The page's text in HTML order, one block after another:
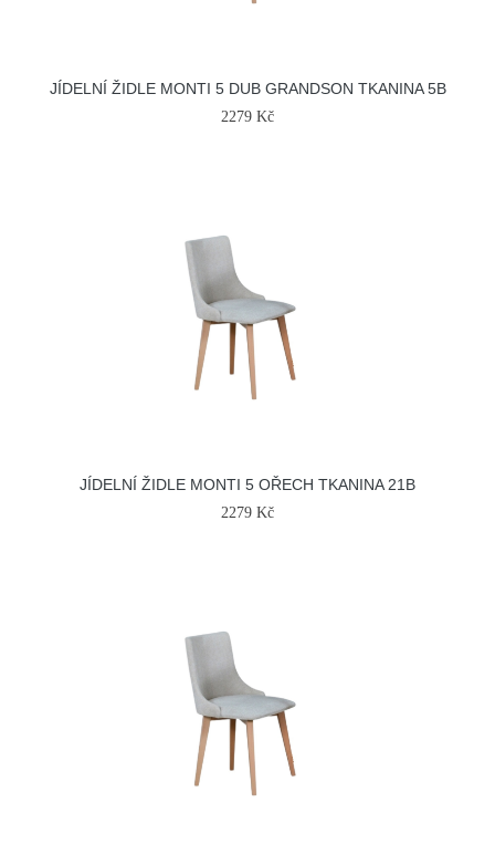
JÍDELNÍ ŽIDLE MONTI 5 DUB GRANDSON TKANINA 5B
2279 Kč
JÍDELNÍ ŽIDLE MONTI 5 OŘECH TKANINA 21B
2279 Kč